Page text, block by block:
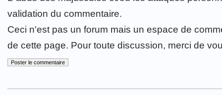
validation du commentaire.
Ceci n'est pas un forum mais un espace de
de cette page. Pour toute discussion, merci de